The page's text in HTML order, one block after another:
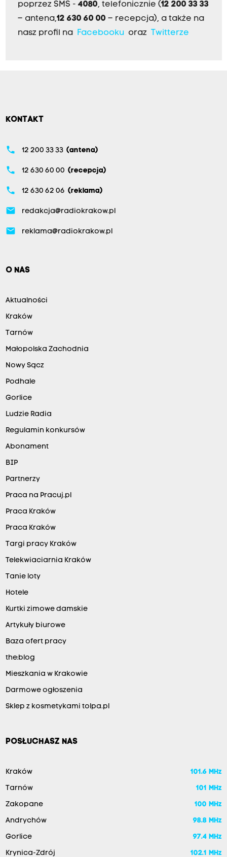
poprzez SMS - 4080, telefonicznie (12 200 33 33
– antena,12 630 60 00 – recepcja), a także na
nasz profil na
Facebookuoraz Twitterze
KONTAKT
phone 12 200 33 33 (antena)
phone 12 630 60 00 (recepcja)
phone 12 630 62 06 (reklama)
email redakcja@radiokrakow.pl
email reklama@radiokrakow.pl
O NAS
Aktualności
Kraków
Tarnów
Małopolska Zachodnia
Nowy Sącz
Podhale
Gorlice
Ludzie Radia
Regulamin konkursów
Abonament
BIP
Partnerzy
Praca na Pracuj.pl
Praca Kraków
Praca Kraków
Targi pracy Kraków
Telekwiaciarnia Kraków
Tanie loty
Hotele
Kurtki zimowe damskie
Artykuły biurowe
Baza ofert pracy
the:blog
Mieszkania w Krakowie
Darmowe ogłoszenia
Sklep z kosmetykami tolpa.pl
POSŁUCHASZ NAS
Kraków 101.6 MHz
Tarnów 101 MHz
Zakopane 100 MHz
Andrychów 98.8 MHz
Gorlice 97.4 MHz
Krynica-Zdrój 102.1 MHz